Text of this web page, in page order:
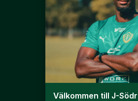
Välkommen till J-